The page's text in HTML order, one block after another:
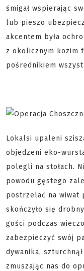
śmigał wspierając
lub pieszo
akcentem była
z okolicznym kozim
pośrednikiem
Lokalsi upaleni
objedzeni eko-
polegli na stołach.
powodu gęstego
postrzelać na wiwat
skończyło się
gości podczas
zabezpieczyć swój
dywanika,
zmuszając nas do